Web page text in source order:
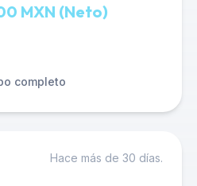
MXN (Neto)
completo
Hace más de 30 días.